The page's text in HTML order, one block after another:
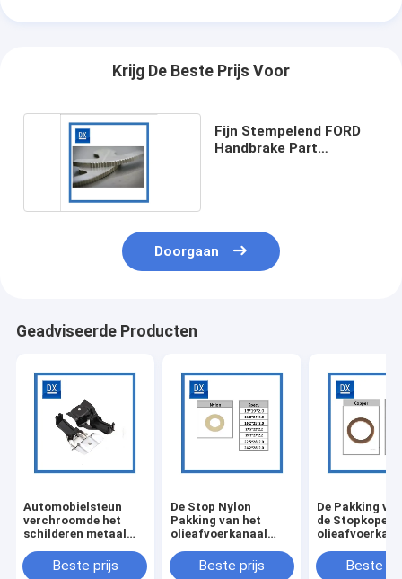
Krijg De Beste Prijs Voor
Fijn Stempelend FORD
Handbrake Part
Doorgaan
Geadviseerde Producten
Automobielsteun
verchroomde het
schilderen metaal
Beste prijs
De Stop Nylon
Pakking van het
olieafvoerkanaal
Deel
Beste prijs
De Pakking
de Stopkoper
Deel
Beste